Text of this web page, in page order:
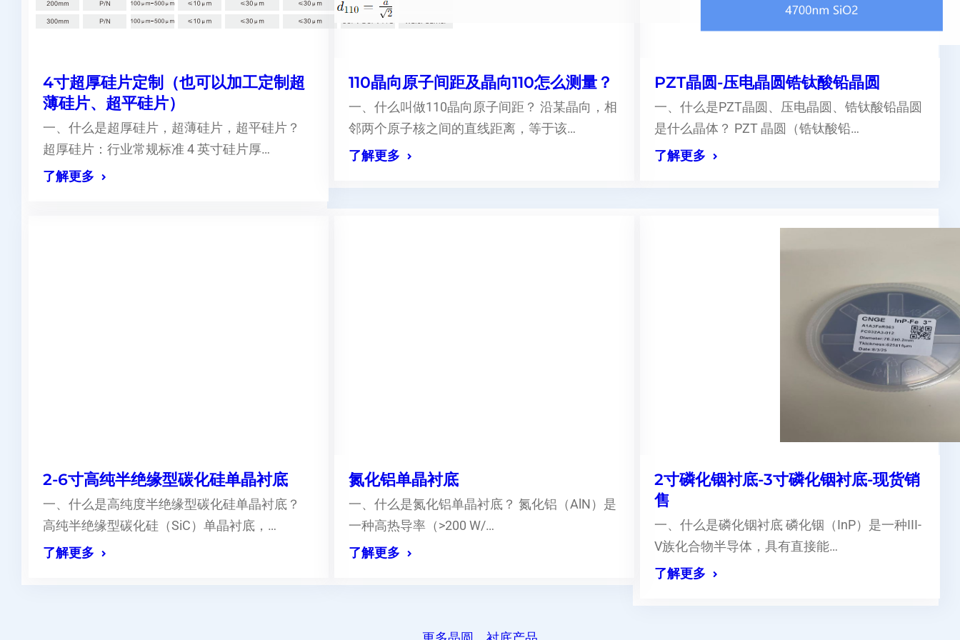
4寸超厚硅片定制（也可以加工定制超
薄硅片、超平硅片）
一、什么是超厚硅片，超薄硅片，超平硅片？
超厚硅片：行业常规标准 4 英寸硅片厚…
了解更多
110晶向原子间距及晶向110怎么测量？
一、什么叫做110晶向原子间距？ 沿某晶向，相
邻两个原子核之间的直线距离，等于该…
了解更多
PZT晶圆-压电晶圆锆钛酸铅晶圆
一、什么是PZT晶圆、压电晶圆、锆钛酸铅晶圆
是什么晶体？ PZT 晶圆（锆钛酸铅…
了解更多
2-6寸高纯半绝缘型碳化硅单晶衬底
一、什么是高纯度半绝缘型碳化硅单晶衬底？
高纯半绝缘型碳化硅（SiC）单晶衬底，…
了解更多
氮化铝单晶衬底
一、什么是氮化铝单晶衬底？ 氮化铝（AlN）是
一种高热导率（>200 W/…
了解更多
2寸磷化铟衬底-3寸磷化铟衬底-现货销
售
一、什么是磷化铟衬底 磷化铟（InP）是一种III-
V族化合物半导体，具有直接能…
了解更多